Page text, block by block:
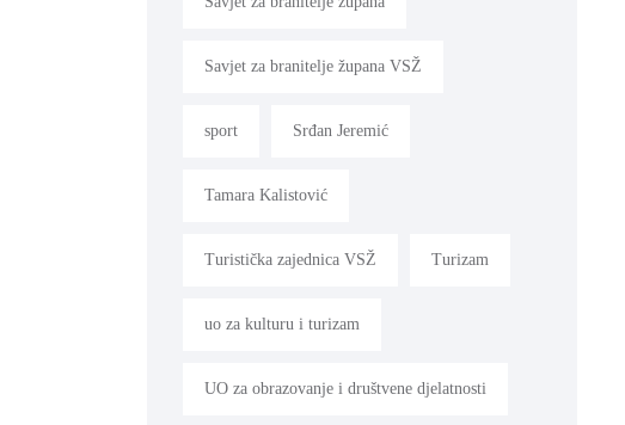
Savjet za branitelje župana VSŽ
sport Srđan Jeremić
Tamara Kalistović
Turistička zajednica VSŽ Turizam
uo za kulturu i turizam
UO za obrazovanje i društvene djelatnosti